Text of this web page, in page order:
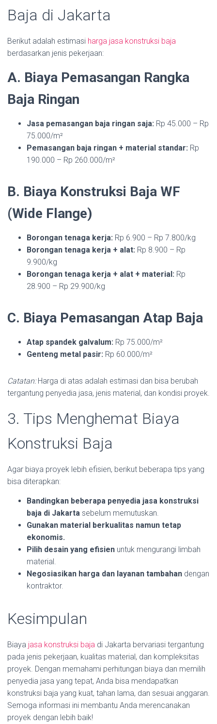
Baja di Jakarta
Berikut adalah estimasi harga jasa konstruksi baja
berdasarkan jenis pekerjaan:
A. Biaya Pemasangan Rangka
Baja Ringan
Jasa pemasangan baja ringan saja: Rp 45.000 – Rp
75.000/m²
Pemasangan baja ringan + material standar: Rp
190.000 – Rp 260.000/m²
B. Biaya Konstruksi Baja WF
(Wide Flange)
Borongan tenaga kerja: Rp 6.900 – Rp 7.800/kg
Borongan tenaga kerja + alat: Rp 8.900 – Rp
9.900/kg
Borongan tenaga kerja + alat + material: Rp
28.900 – Rp 29.900/kg
C. Biaya Pemasangan Atap Baja
Atap spandek galvalum: Rp 75.000/m²
Genteng metal pasir: Rp 60.000/m²
Catatan:Harga di atas adalah estimasi dan bisa berubah
tergantung penyedia jasa, jenis material, dan kondisi proyek.
3. Tips Menghemat Biaya
Konstruksi Baja
Agar biaya proyek lebih efisien, berikut beberapa tips yang
bisa diterapkan:
Bandingkan beberapa penyedia jasa konstruksi
baja di Jakarta sebelum memutuskan.
Gunakan material berkualitas namun tetap
ekonomis.
Pilih desain yang efisien untuk mengurangi limbah
material.
Negosiasikan harga dan layanan tambahan dengan
kontraktor.
Kesimpulan
Biaya jasa konstruksi baja di Jakarta bervariasi tergantung
pada jenis pekerjaan, kualitas material, dan kompleksitas
proyek. Dengan memahami perhitungan biaya dan memilih
penyedia jasa yang tepat, Anda bisa mendapatkan
konstruksi baja yang kuat, tahan lama, dan sesuai anggaran.
Semoga informasi ini membantu Anda merencanakan
proyek dengan lebih baik!